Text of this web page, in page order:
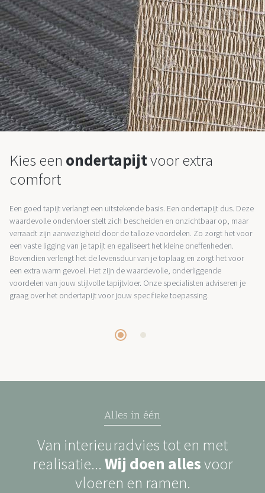
Kies een ondertapijtvoor extra
comfort
Een goed tapijt verlangt een uitstekende basis. Een ondertapijt dus. Deze
waardevolle ondervloer stelt zich bescheiden en onzichtbaar op, maar
verraadt zijn aanwezigheid door de talloze voordelen. Zo zorgt het voor
een vaste ligging van je tapijt en egaliseert het kleine oneffenheden.
Bovendien verlengt het de levensduur van je toplaag en zorgt het voor
een extra warm gevoel. Het zijn de waardevolle, onderliggende
voordelen van jouw stijlvolle tapijtvloer. Onze specialisten adviseren je
graag over het ondertapijt voor jouw specifieke toepassing.
Alles in één
Van interieuradvies tot en met
realisatie... Wij doen allesvoor
vloeren en ramen.